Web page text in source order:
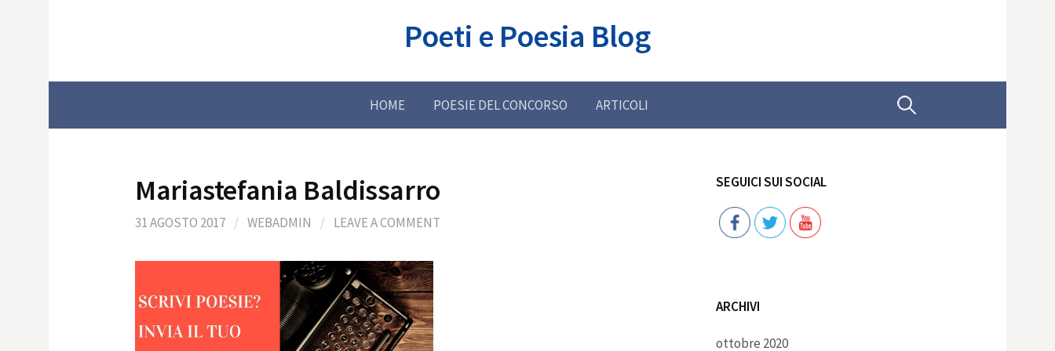
Poeti e Poesia Blog
HOME POESIE DEL CONCORSO ARTICOLI Ricerca
Mariastefania Baldissarro
31 AGOSTO 2017 / WEBADMIN / LEAVE A COMMENT
SEGUICI SUI SOCIAL
Follow
ARCHIVI
ottobre 2020